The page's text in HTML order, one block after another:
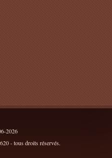
2026
- tous droits réservés.